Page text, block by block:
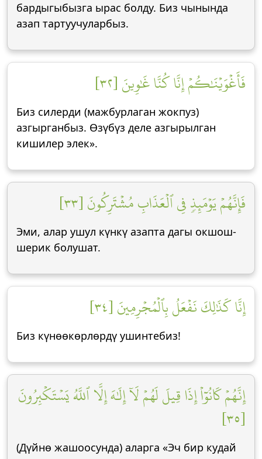
бардыгыбызга ырас болду. Биз чынында
азап тартуучуларбыз.
فَأَغۡوَيۡنَٰكُمۡ إِنَّا كُنَّا غَٰوِينَ [٣٢]
Биз силерди (мажбурлаган жокпуз)
азгырганбыз. Өзүбүз деле азгырылган
кишилер элек».
فَإِنَّهُمۡ يَوۡمَئِذٖ فِي ٱلۡعَذَابِ مُشۡتَرِكُونَ [٣٣]
Эми, алар ушул күнкү азапта дагы окшош-
шерик болушат.
إِنَّا كَذَٰلِكَ نَفۡعَلُ بِٱلۡمُجۡرِمِينَ [٣٤]
Биз күнөөкөрлөрдү ушинтебиз!
إِنَّهُمۡ كَانُوٓاْ إِذَا قِيلَ لَهُمۡ لَآ إِلَٰهَ إِلَّا ٱللَّهُ يَسۡتَكۡبِرُونَ
[٣٥]
(Дүйнө жашоосунда) аларга «Эч бир кудай